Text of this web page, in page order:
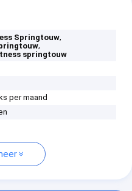
Springtouw,
,
springtouw
per maand